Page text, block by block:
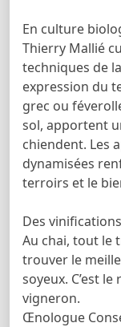
En culture
Thierry Mallié
techniques de
expression du
grec ou
sol, apportent
chiendent. Les
dynamisées
terroirs et le
Des
Au chai, tout le
trouver le
soyeux. C’est
vigneron.
Œnologue